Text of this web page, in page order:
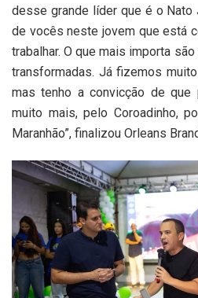
desse grande líder que é o Nato
de vocês neste jovem que está
trabalhar. O que mais importa
transformadas. Já fizemos
mas tenho a convicção de
muito mais, pelo Coroadinho,
Maranhão”, finalizou Orleans